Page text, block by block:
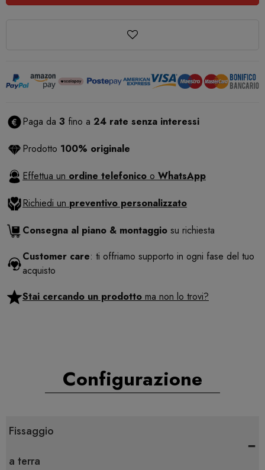
Paga da 3 fino a 24 rate senza interessi
Prodotto 100% originale
Effettua un ordine telefonico o WhatsApp
Richiedi un preventivo personalizzato
Consegna al piano & montaggio su richiesta
Customer care: ti offriamo supporto in ogni fase del tuo
acquisto
Stai cercando un prodotto ma non lo trovi?
Configurazione
Fissaggio
a terra
-